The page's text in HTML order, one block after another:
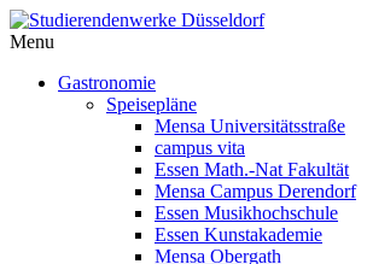
Menu
Gastronomie
Speisepläne
Mensa Universitätsstraße
campus vita
Essen Math.-Nat Fakultät
Mensa Campus Derendorf
Essen Musikhochschule
Essen Kunstakademie
Mensa Obergath